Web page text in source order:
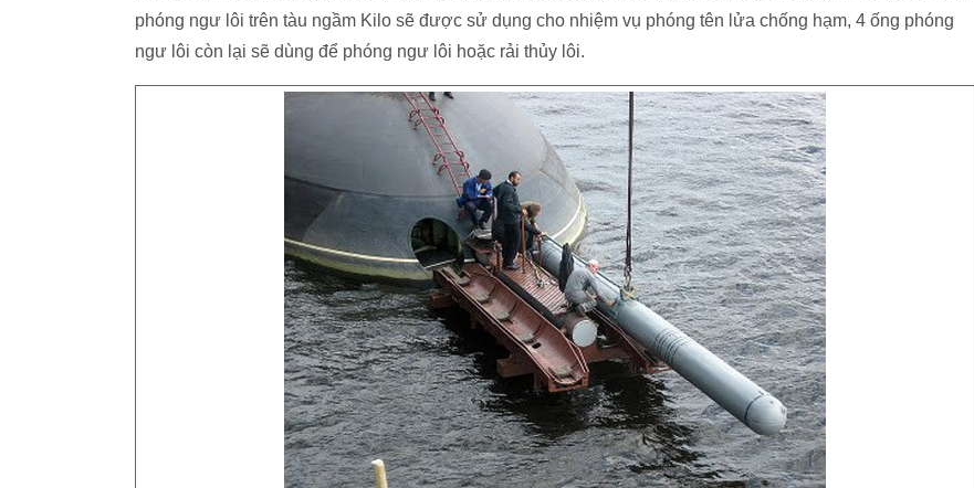
phóng ngư lôi trên tàu ngầm Kilo sẽ được sử dụng cho nhiệm vụ phóng tên lửa chống hạm, 4 ống phóng
ngư lôi còn lại sẽ dùng để phóng ngư lôi hoặc rải thủy lôi.